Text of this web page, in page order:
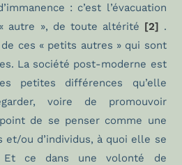
: c’est l’évacuation
autre », de toute altérité [2] .
ces « petits autres » qui sont
La société post-moderne est
petites différences qu’elle
voire de promouvoir
de se penser comme une
et/ou d’individus, à quoi elle se
Et ce dans une volonté de